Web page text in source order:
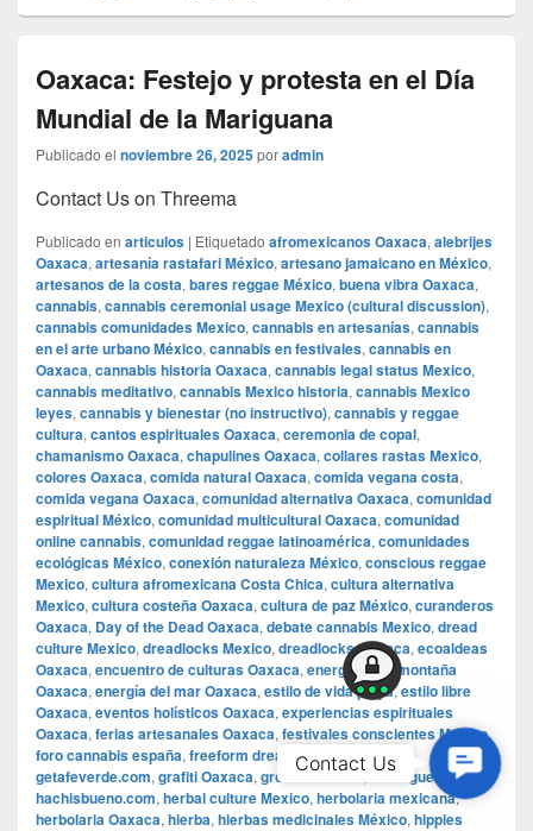
Oaxaca: Festejo y protesta en el Día
Mundial de la Mariguana
Publicado el noviembre 26, 2025poradmin
Contact Us on Threema
Publicado en articulos | Etiquetado afromexicanos Oaxaca, alebrijes
Oaxaca, artesanía rastafari México, artesano jamaicano en México,
artesanos de la costa, bares reggae México, buena vibra Oaxaca,
cannabis, cannabis ceremonial usage Mexico (cultural discussion),
cannabis comunidades Mexico, cannabis en artesanías, cannabis
en el arte urbano México, cannabis en festivales, cannabis en
Oaxaca, cannabis historia Oaxaca, cannabis legal status Mexico,
cannabis meditativo, cannabis Mexico historia, cannabis Mexico
leyes, cannabis y bienestar (no instructivo), cannabis y reggae
cultura, cantos espirituales Oaxaca, ceremonia de copal,
chamanismo Oaxaca, chapulines Oaxaca, collares rastas Mexico,
colores Oaxaca, comida natural Oaxaca, comida vegana costa,
comida vegana Oaxaca, comunidad alternativa Oaxaca, comunidad
espiritual México, comunidad multicultural Oaxaca, comunidad
online cannabis, comunidad reggae latinoamérica, comunidades
ecológicas México, conexión naturaleza México, conscious reggae
Mexico, cultura afromexicana Costa Chica, cultura alternativa
Mexico, cultura costeña Oaxaca, cultura de paz México, curanderos
Oaxaca, Day of the Dead Oaxaca, debate cannabis Mexico, dread
culture Mexico, dreadlocks Mexico, dreadlocks Oaxaca, ecoaldeas
Oaxaca, encuentro de culturas Oaxaca, energía de la montaña
Oaxaca, energía del mar Oaxaca, estilo de vida playa,estilo libre
Oaxaca, eventos holísticos Oaxaca, experiencias espirituales
Oaxaca, ferias artesanales Oaxaca, festivales conscientes Mexico,
foro cannabis españa, freeform dreads Mexico Getafe
getafeverde.com, grafiti Oaxaca, growbarato.net, Guelaguetza,
hachisbueno.com, herbal culture Mexico, herbolaria mexicana,
herbolaria Oaxaca, hierba, hierbas medicinales México, hippies
Us
Contact Us